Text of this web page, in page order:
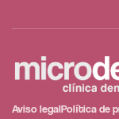
Aviso legalPolítica de